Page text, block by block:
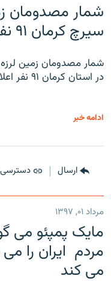
شمار مصدومان
سیرچ کرمان ۹۱ نفر اعلام شد
شمار مصدومان زمین
در استان کرمان ۹۱ نفر اعلام شد.
ادامه خبر
ارسال
مرداد ۰۱, ۱۳۹۷
مایک پمپئو می
مردم ایران را
می کند